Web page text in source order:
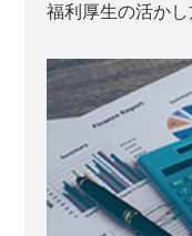
福利厚生の活か